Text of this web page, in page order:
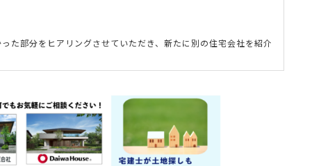
た部分をヒアリングさせていただき、新たに別の住宅会社を紹介